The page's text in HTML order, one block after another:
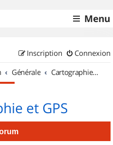
Menu
Connexion
Inscription
Générale Cartographie et GPS
et GPS